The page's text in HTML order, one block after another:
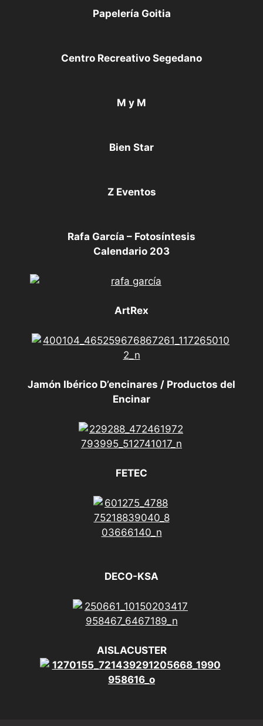
Papelería Goitia
Centro Recreativo Segedano
M y M
Bien Star
Z Eventos
Rafa García – Fotosíntesis
Calendario 203
ArtRex
Jamón Ibérico D’encinares / Productos del
Encinar
FETEC
DECO-KSA
AISLACUSTER